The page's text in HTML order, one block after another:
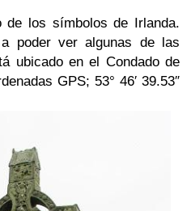
los símbolos de Irlanda.
poder ver algunas de las
ubicado en el Condado de
GPS; 53° 46′ 39.53″